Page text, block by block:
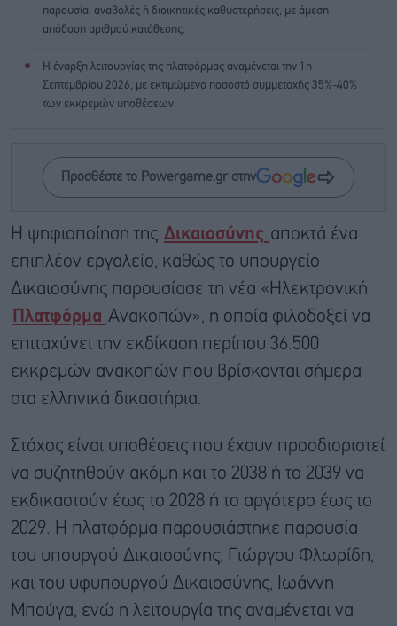
παρουσία, αναβολές ή διοικητικές καθυστερήσεις, με άμεση
απόδοση αριθμού κατάθεσης.
Η έναρξη λειτουργίας της πλατφόρμας αναμένεται την 1η
Σεπτεμβρίου 2026, με εκτιμώμενο ποσοστό συμμετοχής 35%-40%
των εκκρεμών υποθέσεων.
Προσθέστε το Powergame.gr στην
Η ψηφιοποίηση της Δικαιοσύνης αποκτά ένα
επιπλέον εργαλείο, καθώς το υπουργείο
Δικαιοσύνης παρουσίασε τη νέα «Ηλεκτρονική
Πλατφόρμα Ανακοπών», η οποία φιλοδοξεί να
επιταχύνει την εκδίκαση περίπου 36.500
εκκρεμών ανακοπών που βρίσκονται σήμερα
στα ελληνικά δικαστήρια.
Στόχος είναι υποθέσεις που έχουν προσδιοριστεί
να συζητηθούν ακόμη και το 2038 ή το 2039 να
εκδικαστούν έως το 2028 ή το αργότερο έως το
2029. Η πλατφόρμα παρουσιάστηκε παρουσία
του υπουργού Δικαιοσύνης, Γιώργου Φλωρίδη,
και του υφυπουργού Δικαιοσύνης, Ιωάννη
Μπούγα, ενώ η λειτουργία της αναμένεται να